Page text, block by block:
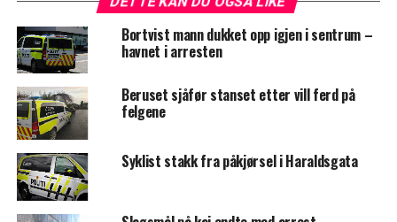
Bortvist mann dukket opp igjen i sentrum –
havnet i arresten
Beruset sjåfør stanset etter vill ferd på
felgene
Syklist stakk fra påkjørsel i Haraldsgata